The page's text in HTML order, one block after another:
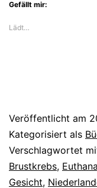
Gefällt mir:
Lädt…
Veröffentlicht am
Kategorisiert als
Verschlagwortet
Brustkrebs,
Gesicht,